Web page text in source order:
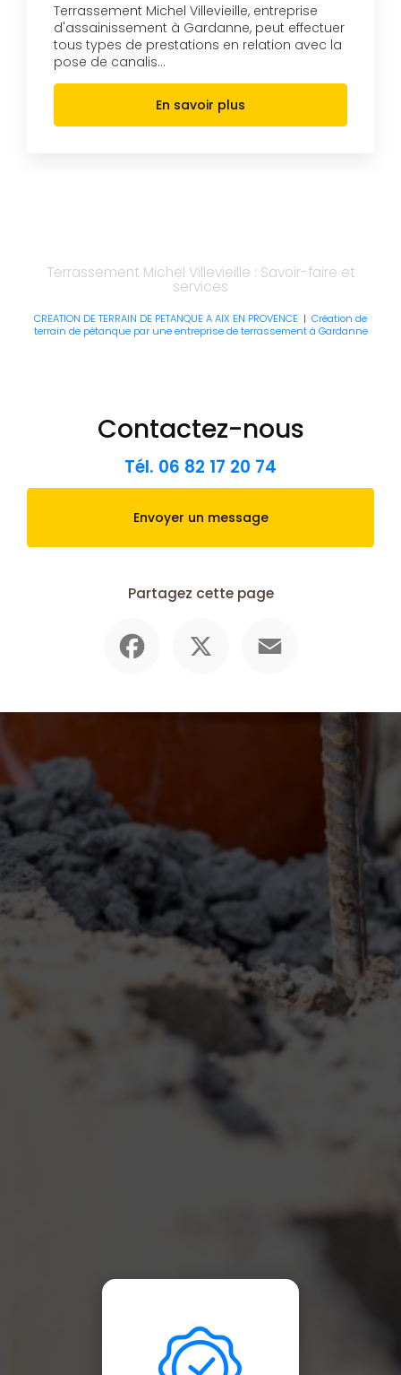
Terrassement Michel Villevieille, entreprise
d'assainissement à Gardanne, peut effectuer
tous types de prestations en relation avec la
pose de canalis...
En savoir plus
Terrassement Michel Villevieille : Savoir-faire et
services
CREATION DE TERRAIN DE PETANQUE A AIX EN PROVENCE | Création de
terrain de pétanque par une entreprise de terrassement à Gardanne
Contactez-nous
Tél. 06 82 17 20 74
Envoyer un message
Partagez cette page